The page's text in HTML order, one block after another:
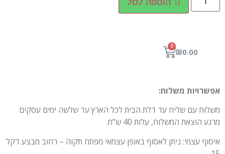
₪0.00
0
אפשרויות משלוח:
משלוח עם שליח עד דלת הבית לכל הארץ עד שלשה ימים עסקים
מרגע הוצאת המשלוח, עלות 40 ש"ח.
איסוף עצמי: ניתן לאסוף באופן עצמאי מפתח תקוה – רחוב מבצע דקל